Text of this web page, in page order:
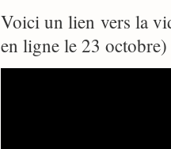
Voici un lien vers la
en ligne le 23